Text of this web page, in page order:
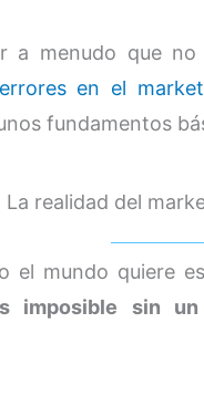
a menudo que
errores en el
fundamentos
La realidad del
el mundo quiere
imposible sin